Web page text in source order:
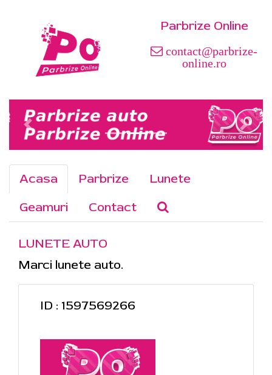
Parbrize Online
contact@parbrize-
online.ro
Acasa Parbrize
Lunete
Geamuri
Contact
LUNETE AUTO
Marci lunete auto.
ID : 1597569266